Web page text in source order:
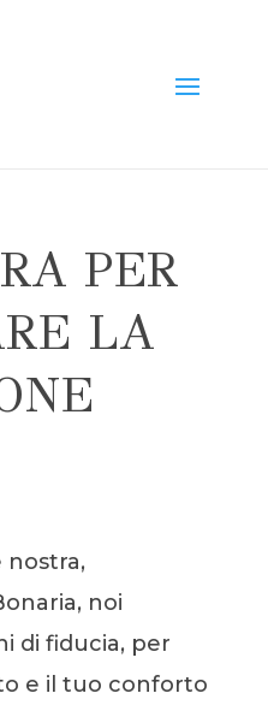
PER
LA
nostra,
noi
di fiducia, per
e il tuo conforto